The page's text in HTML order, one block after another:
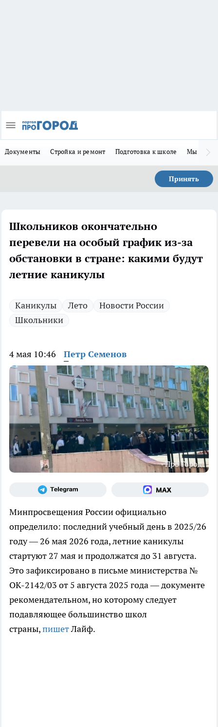
Документы Стройка и ремонт Подготовка к школе Мы в MAX
Принять
Школьников окончательно
перевели на особый график из-за
обстановки в стране: какими будут
летние каникулы
Каникулы Лето
Новости России
Школьники
4 мая 10:46 Петр Семенов
Про Город
Минпросвещения России официально
определило: последний учебный день в 2025/26
году — 26 мая 2026 года, летние каникулы
стартуют 27 мая и продолжатся до 31 августа.
Это зафиксировано в письме министерства №
ОК-2142/03 от 5 августа 2025 года — документе
рекомендательном, но которому следует
подавляющее большинство школ
страны,пишетЛайф.